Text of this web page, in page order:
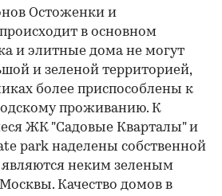
Остоженки и
в основном
и элитные дома не могут
и зеленой территорией,
более приспособлены к
проживанию. К
ЖК "Садовые Кварталы" и
park наделены собственной
неким зеленым
Качество домов в